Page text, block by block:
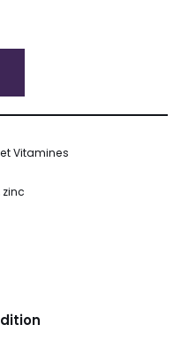
Vitamines
zinc